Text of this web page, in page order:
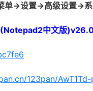
单->设置->高级设置->
中文版
123pan/